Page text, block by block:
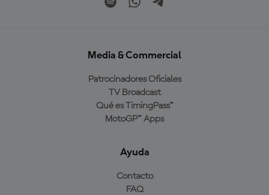
Media & Commercial
Patrocinadores Oficiales
TV Broadcast
Qué es TimingPass™
MotoGP™ Apps
Ayuda
Contacto
FAQ